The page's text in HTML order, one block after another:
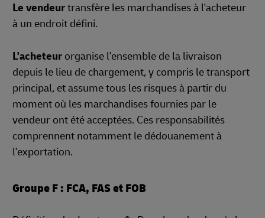
Le vendeurtransfère les marchandises à l'acheteur
à un endroit défini.
L'acheteur organise l'ensemble de la livraison
depuis le lieu de chargement, y compris le transport
principal, et assume tous les risques à partir du
moment où les marchandises fournies par le
vendeur ont été acceptées. Ces responsabilités
comprennent notamment le dédouanement à
l'exportation.
Groupe F : FCA, FAS et FOB